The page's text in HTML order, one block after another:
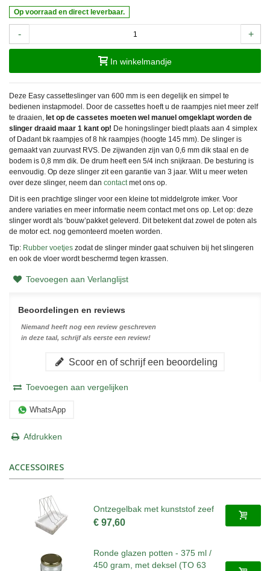
Op voorraad en direct leverbaar.
- +
In winkelmandje
Deze Easy cassetteslinger van 600 mm is een degelijk en simpel te
bedienen instapmodel. Door de cassettes hoeft u de raampjes niet meer zelf
te draaien, let op de cassetes moeten wel manuel omgeklapt worden de
slinger draaid maar 1 kant op! De honingslinger biedt plaats aan 4 simplex
of Dadant bk raampjes of 8 hk raampjes (hoogte 145 mm). De slinger is
gemaakt van zuurvast RVS. De zijwanden zijn van 0,6 mm dik staal en de
bodem is 0,8 mm dik. De drum heeft een 5/4 inch snijkraan. De besturing is
eenvoudig. Op deze slinger zit een garantie van 3 jaar. Wilt u meer weten
over deze slinger, neem dan contactmet ons op.
Dit is een prachtige slinger voor een kleine tot middelgrote imker. Voor
andere variaties en meer informatie neem contact met ons op. Let op: deze
slinger wordt als ‘bouw’pakket geleverd. Dit betekent dat zowel de poten als
de motor ect. nog gemonteerd moeten worden.
Tip: Rubber voetjes zodat de slinger minder gaat schuiven bij het slingeren
en ook de vloer wordt beschermd tegen krassen.
Toevoegen aan Verlanglijst
Beoordelingen en reviews
Niemand heeft nog een review geschreven
in deze taal, schrijf als eerste een review!
Scoor en of schrijf een beoordeling
Toevoegen aan vergelijken
WhatsApp
Afdrukken
ACCESSOIRES
Ontzegelbak met kunststof zeef
€ 97,60
Ronde glazen potten - 375 ml /
450 gram, met deksel (TO 63